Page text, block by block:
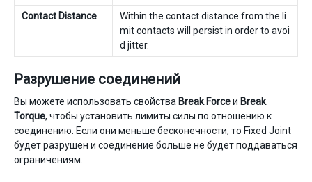
Contact Distance
Within the contact distance from the li
mit contacts will persist in order to avoi
d jitter.
Разрушение соединений
Вы можете использовать свойства Break Forceи Break
Torque, чтобы установить лимиты силы по отношению к
соединению. Если они меньше бесконечности, то Fixed Joint
будет разрушен и соединение больше не будет поддаваться
ограничениям.